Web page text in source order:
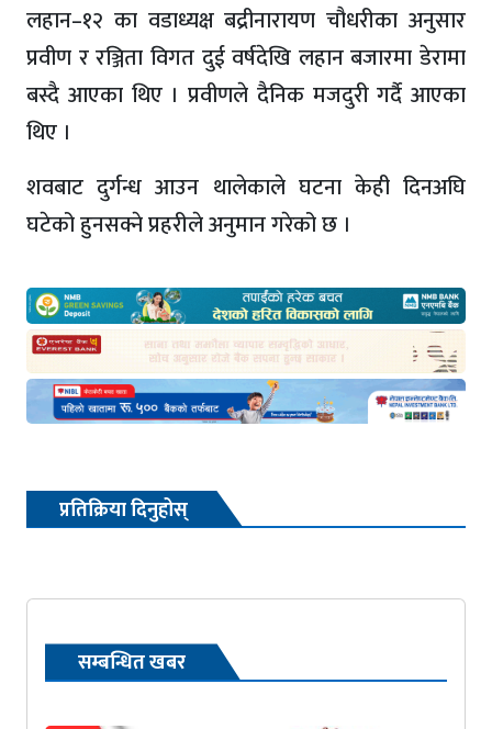
लहान–१२ का वडाध्यक्ष बद्रीनारायण चौधरीका अनुसार
प्रवीण र रञ्जिता विगत दुई वर्षदेखि लहान बजारमा डेरामा
बस्दै आएका थिए । प्रवीणले दैनिक मजदुरी गर्दै आएका
थिए ।
शवबाट दुर्गन्ध आउन थालेकाले घटना केही दिनअघि
घटेको हुनसक्ने प्रहरीले अनुमान गरेको छ ।
प्रतिक्रिया दिनुहोस्
सम्बन्धित खबर